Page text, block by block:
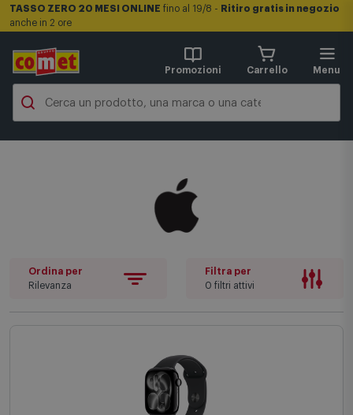
TASSO ZERO 20 MESI ONLINE fino al 19/8 - Ritiro gratis in negozio
anche in 2 ore
Promozioni Carrello Menu
Ordina per
Rilevanza
Filtra per
0 filtri attivi